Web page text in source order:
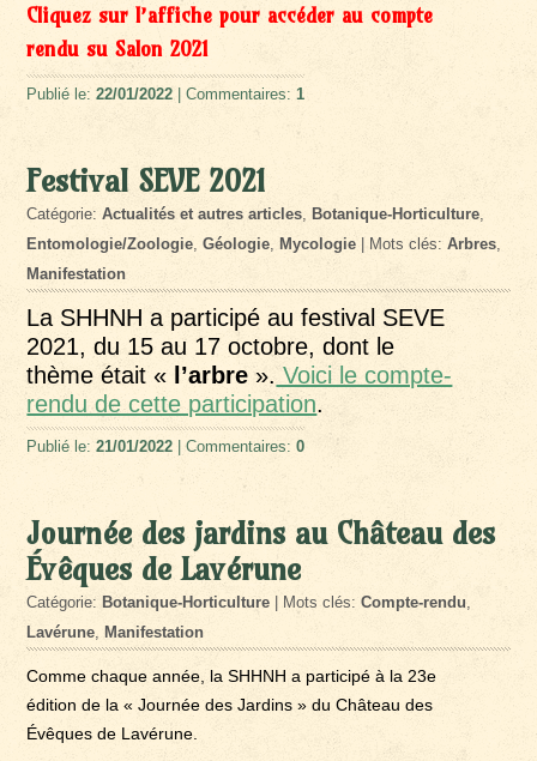
Cliquez sur l’affiche pour accéder au compte
rendu su Salon 2021
Publié le:22/01/2022 | Commentaires: 1
Festival SEVE 2021
Catégorie:Actualités et autres articles ,Botanique-Horticulture
Entomologie/Zoologie ,Géologie ,Mycologie | Mots clés:Arbres
Manifestation
La SHHNH a participé au festival SEVE
2021, du 15 au 17 octobre, dont le
thème était « l’arbre ».Voici le compte-
rendu de cette participation.
Publié le:21/01/2022 | Commentaires:0
Journée des jardins au Château des
Évêques de Lavérune
Catégorie: Botanique-Horticulture | Mots clés:Compte-rendu
Lavérune ,Manifestation
Comme chaque année, la SHHNH a participé à la 23e
édition de la « Journée des Jardins » du Château des
Évêques de Lavérune.